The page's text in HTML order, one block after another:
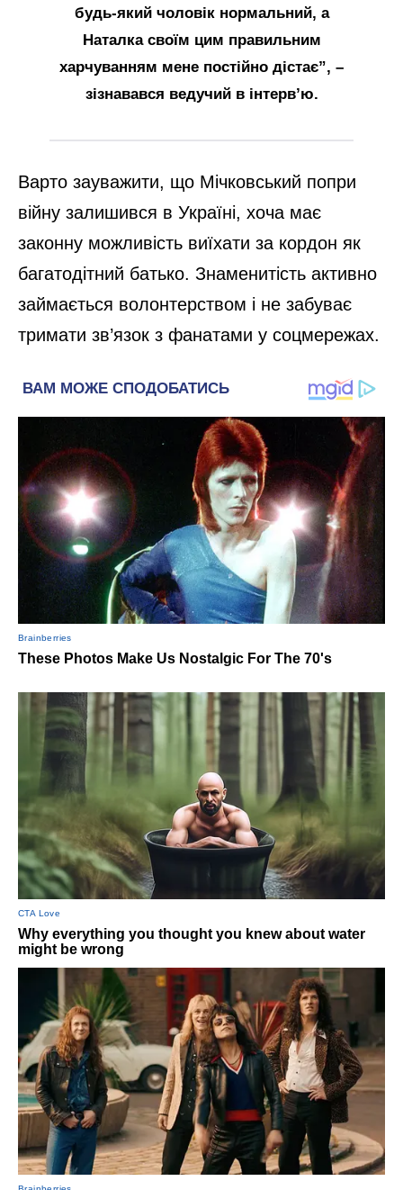
будь-який чоловік нормальний, а
Наталка своїм цим правильним
харчуванням мене постійно дістає”, –
зізнавався ведучий в інтерв’ю.
Варто зауважити, що Мічковський попри
війну залишився в Україні, хоча має
законну можливість виїхати за кордон як
багатодітний батько. Знаменитість активно
займається волонтерством і не забуває
тримати зв’язок з фанатами у соцмережах.